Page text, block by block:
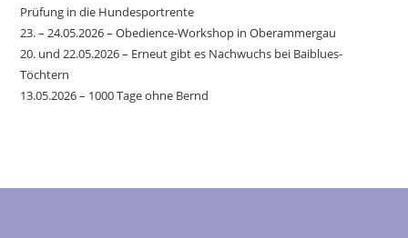
Prüfung in die Hundesportrente
23. – 24.05.2026 – Obedience-Workshop in Oberammergau
20. und 22.05.2026 – Erneut gibt es Nachwuchs bei Baiblues-
Töchtern
13.05.2026 – 1000 Tage ohne Bernd